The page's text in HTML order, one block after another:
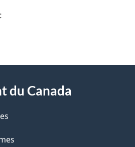
du Canada